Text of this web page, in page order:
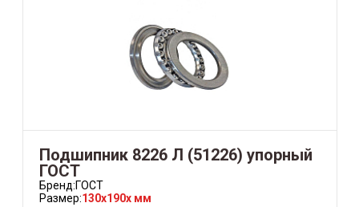
Подшипник 8226 Л (51226) упорный
ГОСТ
Бренд:ГОСТ
Размер:130x190x мм